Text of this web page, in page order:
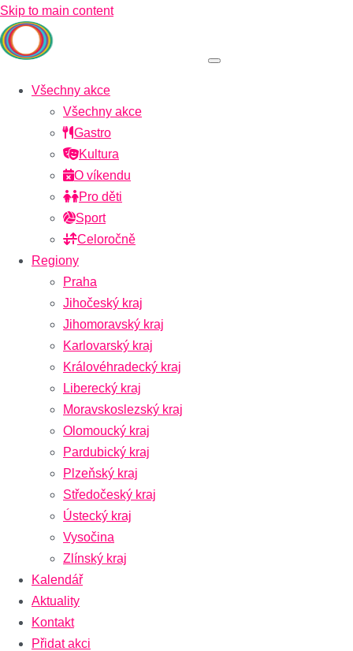
Skip to main content
Všechny akce
Všechny akce
Gastro
Kultura
O víkendu
Pro děti
Sport
Celoročně
Regiony
Praha
Jihočeský kraj
Jihomoravský kraj
Karlovarský kraj
Královéhradecký kraj
Liberecký kraj
Moravskoslezský kraj
Olomoucký kraj
Pardubický kraj
Plzeňský kraj
Středočeský kraj
Ústecký kraj
Vysočina
Zlínský kraj
Kalendář
Aktuality
Kontakt
Přidat akci